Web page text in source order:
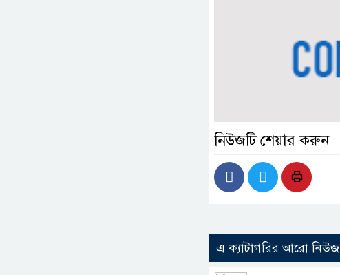
নিউজটি শেয়ার করুন
এ ক্যাটাগরির আরো নিউজ